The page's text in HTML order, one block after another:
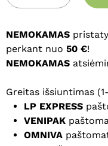
NEMOKAMAS
perkant nuo 50 €!
NEMOKAMAS
Greitas išsiuntimas
LP EXPRESS
VENIPAK
OMNIVA